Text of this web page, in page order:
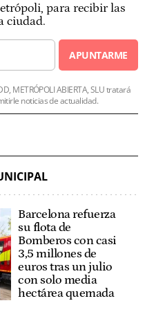
para recibir las
ciudad.
APUNTARME
METRÓPOLI ABIERTA, SLU tratará
noticias de actualidad.
Barcelona refuerza
su flota de
Bomberos con casi
3,5 millones de
euros tras un julio
con solo media
hectárea quemada